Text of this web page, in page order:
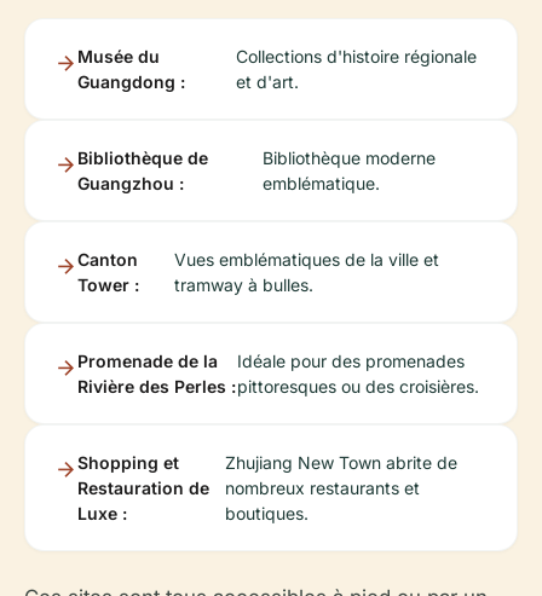
Musée du
Guangdong :
Collections d'histoire régionale
et d'art.
Bibliothèque de
Guangzhou :
Bibliothèque moderne
emblématique.
Canton
Tower :
Vues emblématiques de la ville et
tramway à bulles.
Promenade de la
Rivière des Perles :
Idéale pour des promenades
pittoresques ou des croisières.
Shopping et
Restauration de
Luxe :
Zhujiang New Town abrite de
nombreux restaurants et
boutiques.